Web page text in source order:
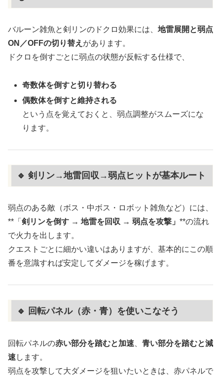
バルーン雑魚と剣リンのドクロ効果には、 地雷展開と弱点
ON／OFFの切り替え があります。
ドクロを倒すごとに弱点の状態が反転する仕様で、
奇数体を倒すと切り替わる
偶数体を倒すと維持される
という点を覚えておくと、弱点調整がスムーズにな
ります。
🔹 剣リン→地雷回収→弱点ヒットが基本ルート
弱点のある敵（ボス・中ボス・ロボット雑魚など）には、
**「 剣リンを倒す → 地雷を回収 → 弱点を攻撃」 **の流れ
で火力を出します。
クエストごとに細かい違いはありますが、基本的にこの順
番を意識すれば安定してダメージを稼げます。
🔹 回転パネル（赤・青）を使いこなそう
回転パネルの赤い部分を踏むと加速
青い部分を踏むと減
速 します。
弱点を攻撃して大ダメージを狙いたいときは、赤パネルで